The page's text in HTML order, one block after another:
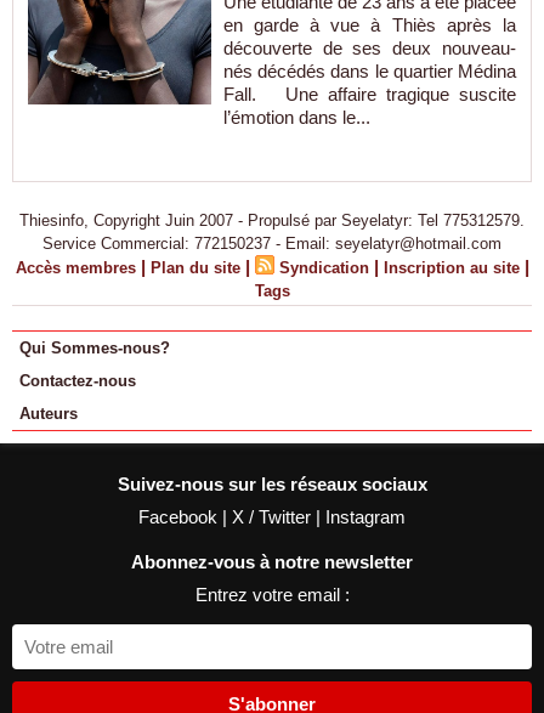
en garde à vue à Thiès après la
découverte de ses deux nouveau-
nés décédés dans le quartier Médina
Fall. Une affaire tragique suscite
l’émotion dans le...
Thiesinfo, Copyright Juin 2007 - Propulsé par Seyelatyr: Tel 775312579.
Service Commercial: 772150237 - Email: seyelatyr@hotmail.com
Accès membres | Plan du site | Syndication | Inscription au site |
Tags
Qui Sommes-nous?
Contactez-nous
Auteurs
Suivez-nous sur les réseaux sociaux
Facebook | X / Twitter | Instagram
Abonnez-vous à notre newsletter
Entrez votre email :
S'abonner